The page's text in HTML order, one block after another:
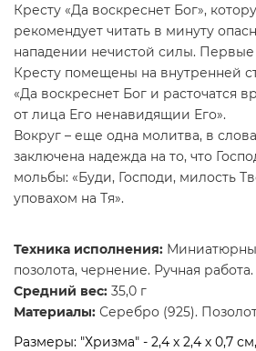
Кресту «Да воскреснет Бог»,
рекомендует читать в минуту
нападении нечистой силы.
Кресту помещены на внутренней
«Да воскреснет Бог и расточатся
от лица Его ненавидящии Его».
Вокруг – еще одна молитва, в
заключена надежда на то, что
мольбы: «Буди, Господи, милость
уповахом на Тя».
Техника исполнения:
позолота, чернение. Ручная работа.
Средний вес: 35,0 г
Материалы: Серебро (925).
Размеры: "Хризма" - 2,4 х 2,4 х 0,7